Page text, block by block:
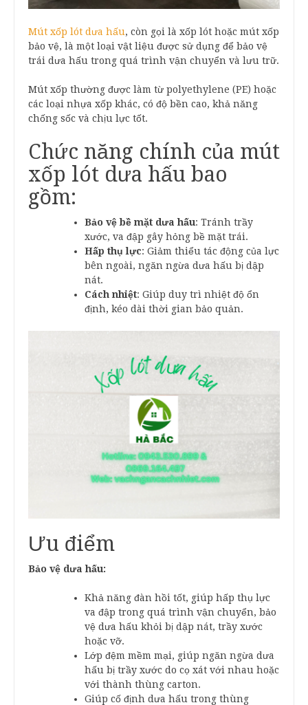
Mút xốp lót dưa hấu, còn gọi là xốp lót hoặc mút xốp
bảo vệ, là một loại vật liệu được sử dụng để bảo vệ
trái dưa hấu trong quá trình vận chuyển và lưu trữ.
Mút xốp thường được làm từ polyethylene (PE) hoặc
các loại nhựa xốp khác, có độ bền cao, khả năng
chống sốc và chịu lực tốt.
Chức năng chính của mút
xốp lót dưa hấu bao
gồm:
Bảo vệ bề mặt dưa hấu: Tránh trầy
xước, va đập gây hỏng bề mặt trái.
Hấp thụ lực: Giảm thiểu tác động của lực
bên ngoài, ngăn ngừa dưa hấu bị dập
nát.
Cách nhiệt: Giúp duy trì nhiệt độ ổn
định, kéo dài thời gian bảo quản.
Ưu điểm
Bảo vệ dưa hấu:
Khả năng đàn hồi tốt, giúp hấp thụ lực
va đập trong quá trình vận chuyển, bảo
vệ dưa hấu khỏi bị dập nát, trầy xước
hoặc vỡ.
Lớp đệm mềm mại, giúp ngăn ngừa dưa
hấu bị trầy xước do cọ xát với nhau hoặc
với thành thùng carton.
Giúp cố định dưa hấu trong thùng